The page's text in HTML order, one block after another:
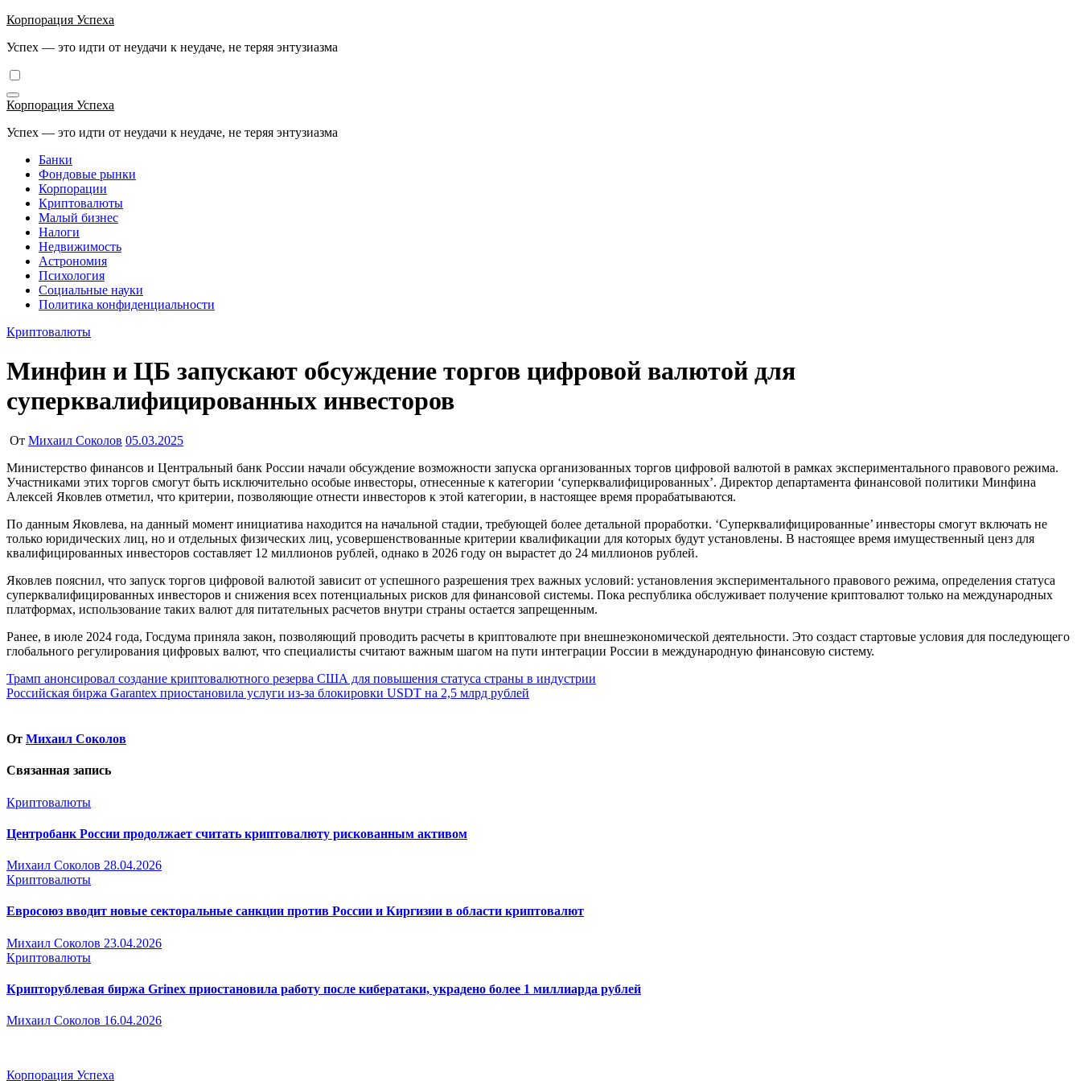
Перейти
содержимому
Корпорация Успеха
Успех — это идти от неудачи к неудаче, не теряя энтузиазма
Корпорация Успеха
Успех — это идти от неудачи к неудаче, не теряя энтузиазма
Банки
Фондовые рынки
Корпорации
Криптовалюты
Малый бизнес
Налоги
Недвижимость
Астрономия
Психология
Социальные науки
Политика конфиденциальности
Криптовалюты
Минфин и ЦБ запускают обсуждение торгов цифровой валютой для
суперквалифицированных инвесторов
От Михаил Соколов 05.03.2025
Министерство финансов и Центральный банк России начали обсуждение возможности запуска организованных торгов цифровой валютой в рамках экспериментального правового режима.
Участниками этих торгов смогут быть исключительно особые инвесторы, отнесенные к категории ‘суперквалифицированных’. Директор департамента финансовой политики Минфина
Алексей Яковлев отметил, что критерии, позволяющие отнести инвесторов к этой категории, в настоящее время прорабатываются.
По данным Яковлева, на данный момент инициатива находится на начальной стадии, требующей более детальной проработки. ‘Суперквалифицированные’ инвесторы смогут включать не
только юридических лиц, но и отдельных физических лиц, усовершенствованные критерии квалификации для которых будут установлены. В настоящее время имущественный ценз для
квалифицированных инвесторов составляет 12 миллионов рублей, однако в 2026 году он вырастет до 24 миллионов рублей.
Яковлев пояснил, что запуск торгов цифровой валютой зависит от успешного разрешения трех важных условий: установления экспериментального правового режима, определения статуса
суперквалифицированных инвесторов и снижения всех потенциальных рисков для финансовой системы. Пока республика обслуживает получение криптовалют только на международных
платформах, использование таких валют для питательных расчетов внутри страны остается запрещенным.
Ранее, в июле 2024 года, Госдума приняла закон, позволяющий проводить расчеты в криптовалюте при внешнеэкономической деятельности. Это создаст стартовые условия для последующего
глобального регулирования цифровых валют, что специалисты считают важным шагом на пути интеграции России в международную финансовую систему.
Навигация
по
Трамп анонсировал создание криптовалютного резерва США для повышения статуса страны в индустрии
Российская биржа Garantex приостановила услуги из-за блокировки USDT на 2,5 млрд рублей
От Михаил Соколов
Связанная запись
Криптовалюты
Центробанк России продолжает считать криптовалюту рискованным активом
Михаил Соколов 28.04.2026
Криптовалюты
Евросоюз вводит новые секторальные санкции против России и Киргизии в области криптовалют
Михаил Соколов 23.04.2026
Криптовалюты
Крипторублевая биржа Grinex приостановила работу после кибератаки, украдено более 1 миллиарда рублей
Михаил Соколов 16.04.2026
Корпорация Успеха